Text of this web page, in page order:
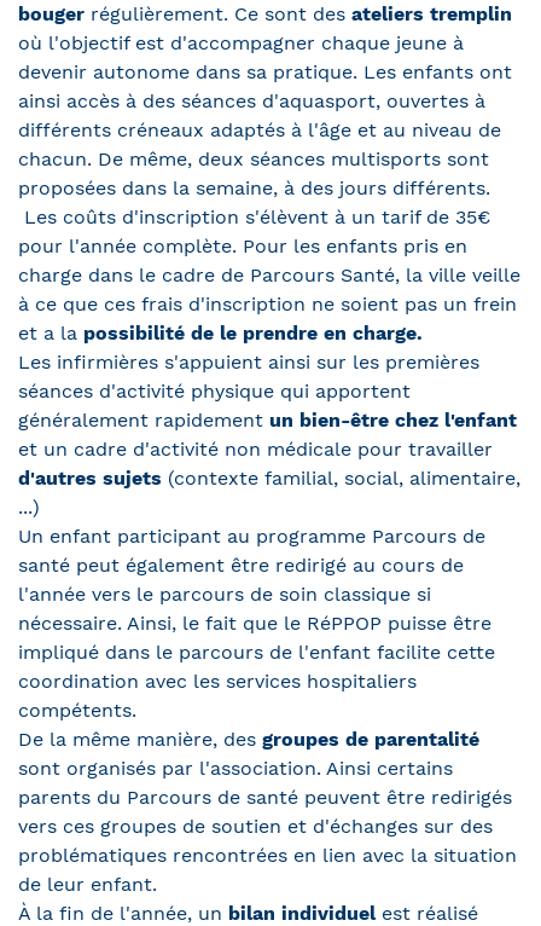
bouger régulièrement. Ce sont des ateliers tremplin
où l'objectif est d'accompagner chaque jeune à
devenir autonome dans sa pratique. Les enfants ont
ainsi accès à des séances d'aquasport, ouvertes à
différents créneaux adaptés à l'âge et au niveau de
chacun. De même, deux séances multisports sont
proposées dans la semaine, à des jours différents.
Les coûts d'inscription s'élèvent à un tarif de 35€
pour l'année complète. Pour les enfants pris en
charge dans le cadre de Parcours Santé, la ville veille
à ce que ces frais d'inscription ne soient pas un frein
et a la possibilité de le prendre en charge.
Les infirmières s'appuient ainsi sur les premières
séances d'activité physique qui apportent
généralement rapidement un bien-être chez l'enfant
et un cadre d'activité non médicale pour travailler
d'autres sujets (contexte familial, social, alimentaire,
...)
Un enfant participant au programme Parcours de
santé peut également être redirigé au cours de
l'année vers le parcours de soin classique si
nécessaire. Ainsi, le fait que le RéPPOP puisse être
impliqué dans le parcours de l'enfant facilite cette
coordination avec les services hospitaliers
compétents.
De la même manière, des groupes de parentalité
sont organisés par l'association. Ainsi certains
parents du Parcours de santé peuvent être redirigés
vers ces groupes de soutien et d'échanges sur des
problématiques rencontrées en lien avec la situation
de leur enfant.
À la fin de l'année, un bilan individuel est réalisé